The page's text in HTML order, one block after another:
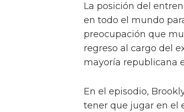
La posición del
en todo el mundo
preocupación que
regreso al cargo del
mayoría republicana
En el episodio,
tener que jugar en el